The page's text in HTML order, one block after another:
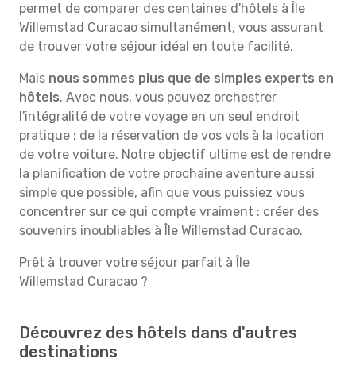
permet de comparer des centaines d'hôtels à Île
Willemstad Curacao simultanément, vous assurant
de trouver votre séjour idéal en toute facilité.
Mais nous sommes plus que de simples experts en
hôtels. Avec nous, vous pouvez orchestrer
l'intégralité de votre voyage en un seul endroit
pratique : de la réservation de vos vols à la location
de votre voiture. Notre objectif ultime est de rendre
la planification de votre prochaine aventure aussi
simple que possible, afin que vous puissiez vous
concentrer sur ce qui compte vraiment : créer des
souvenirs inoubliables à Île Willemstad Curacao.
Prêt à trouver votre séjour parfait à Île
Willemstad Curacao ?
Découvrez des hôtels dans d'autres
destinations